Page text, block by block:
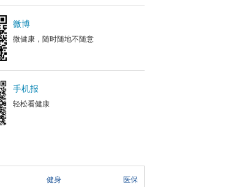
微博
微健康，随时随地不随意
手机报
轻松看健康
健身 医保